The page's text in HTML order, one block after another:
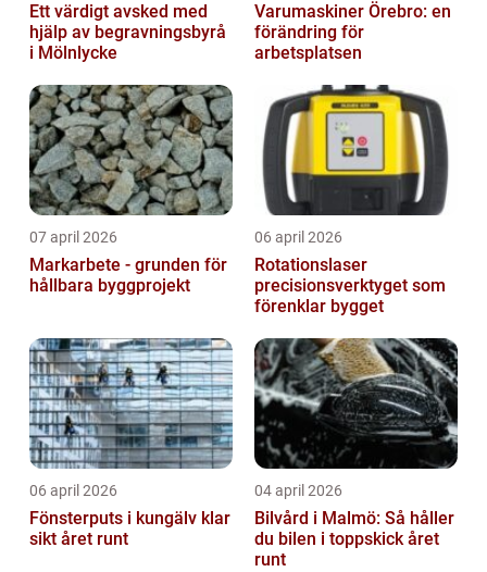
Ett värdigt avsked med
hjälp av begravningsbyrå
i Mölnlycke
Varumaskiner Örebro: en
förändring för
arbetsplatsen
07 april 2026
Markarbete - grunden för
hållbara byggprojekt
06 april 2026
Rotationslaser
precisionsverktyget som
förenklar bygget
06 april 2026
Fönsterputs i kungälv klar
sikt året runt
04 april 2026
Bilvård i Malmö: Så håller
du bilen i toppskick året
runt